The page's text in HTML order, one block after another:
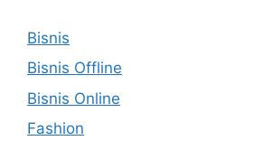
Bisnis
Bisnis Offline
Bisnis Online
Fashion